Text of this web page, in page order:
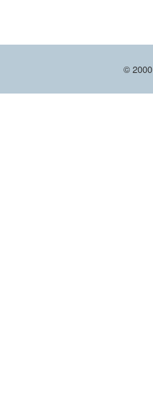
© 2000